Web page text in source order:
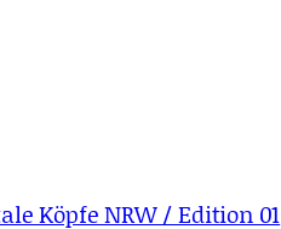
Köpfe NRW / Edition 01